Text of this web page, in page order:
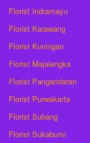
Florist Indramayu
Florist Karawang
Florist Kuningan
Florist Majalengka
Florist Pangandaran
Florist Purwakarta
Florist Subang
Florist Sukabumi